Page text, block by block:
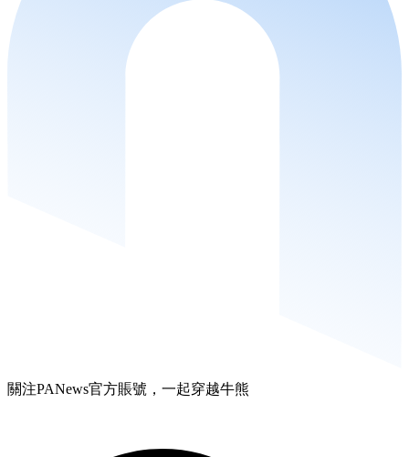
關注PANews官方賬號，一起穿越牛熊